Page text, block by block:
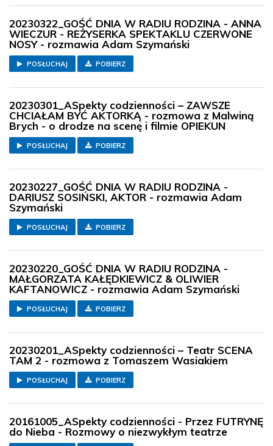
20230322_GOŚĆ DNIA W RADIU RODZINA - ANNA
WIECZUR - REŻYSERKA SPEKTAKLU CZERWONE
NOSY - rozmawia Adam Szymański
POSŁUCHAJ POBIERZ
20230301_ASpekty codzienności – ZAWSZE
CHCIAŁAM BYĆ AKTORKĄ - rozmowa z Malwiną
Brych - o drodze na scenę i filmie OPIEKUN
POSŁUCHAJ POBIERZ
20230227_GOŚĆ DNIA W RADIU RODZINA -
DARIUSZ SOSIŃSKI, AKTOR - rozmawia Adam
Szymański
POSŁUCHAJ POBIERZ
20230220_GOŚĆ DNIA W RADIU RODZINA -
MAŁGORZATA KAŁĘDKIEWICZ & OLIWIER
KAFTANOWICZ - rozmawia Adam Szymański
POSŁUCHAJ POBIERZ
20230201_ASpekty codzienności – Teatr SCENA
TAM 2 - rozmowa z Tomaszem Wasiakiem
POSŁUCHAJ POBIERZ
20161005_ASpekty codzienności - Przez FUTRYNĘ
do Nieba - Rozmowy o niezwykłym teatrze